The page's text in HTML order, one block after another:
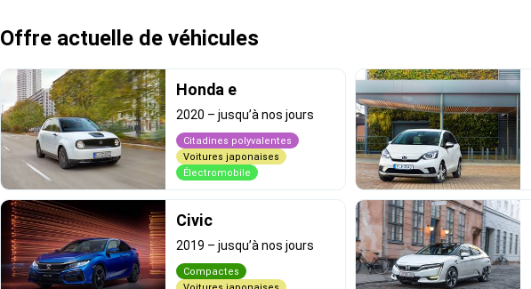
Offre actuelle de véhicules
Honda e
2020 –jusqu’à nos jours
Citadines polyvalentes
Voitures japonaises
Électromobile
Civic
2019 –jusqu’à nos jours
Compactes